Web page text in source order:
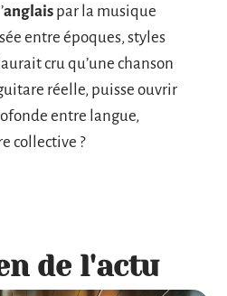
anglais par la musique
entre époques, styles
cru qu’une chanson
réelle, puisse ouvrir
entre langue,
collective ?
de l'actu